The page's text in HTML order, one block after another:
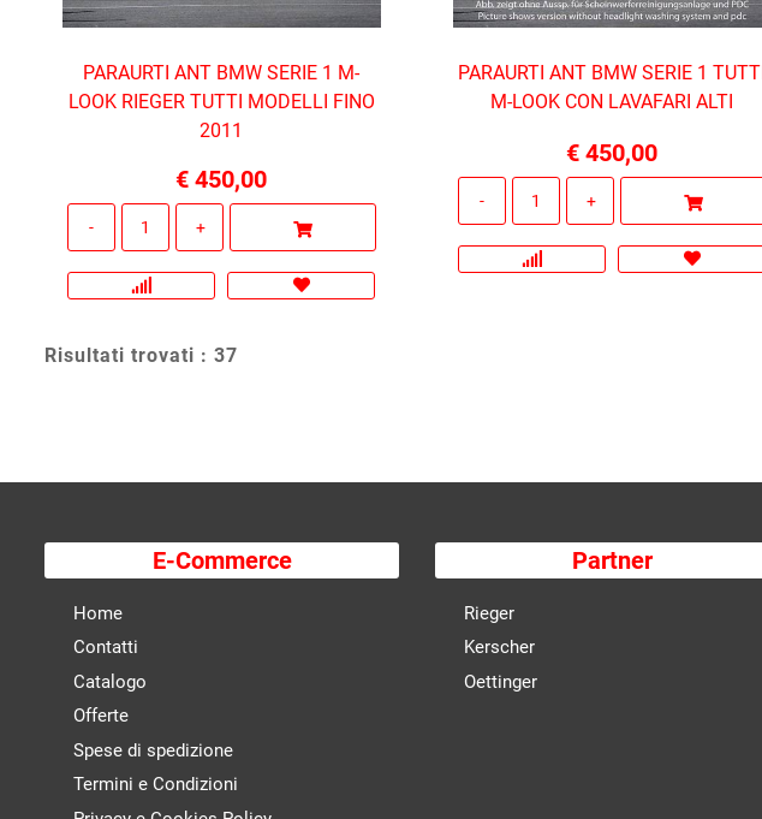
PARAURTI ANT BMW SERIE 1 M-
LOOK RIEGER TUTTI MODELLI FINO
2011
€ 450,00
PARAURTI ANT BMW SERIE 1 TUTTI
M-LOOK CON LAVAFARI ALTI
€ 450,00
Risultati trovati : 37
E-Commerce
Home
Contatti
Catalogo
Offerte
Spese di spedizione
Termini e Condizioni
Partner
Rieger
Kerscher
Oettinger